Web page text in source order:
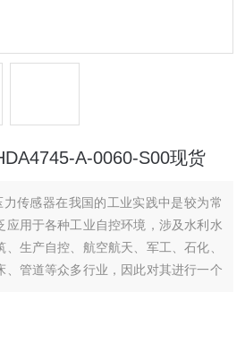
A-0060-S00现货
传感器在我国的工业实践中是较为常
应用于各种工业自控环境，涉及水利水
生产自控、航空航天、军工、石化、
、管道等众多行业，因此对其进行一个